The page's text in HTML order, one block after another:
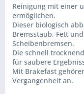
Reinigung mit einer
ermöglichen.
Dieser biologisch
Bremsstaub, Fett
Scheibenbremsen.
Die schnell
für saubere
Mit Brakefast
Vergangenheit an.